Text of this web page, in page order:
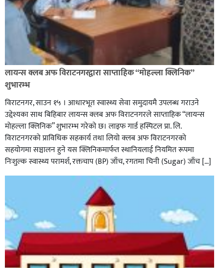
लायन्स क्लब अफ विराटनगरद्वारा साप्ताहिक “मोहल्ला क्लिनिक”
शुभारम्भ
विराटनगर, साउन १५ । आधारभूत स्वास्थ्य सेवा समुदायमै उपलब्ध गराउने
उद्देश्यका साथ बिहिबार लायन्स क्लब अफ विराटनगरले साप्ताहिक “लायन्स
मोहल्ला क्लिनिक” शुभारम्भ गरेकाे छ। लाइफ गार्ड हस्पिटल प्रा. लि.
विराटनगरको प्राविधिक सहकार्य तथा लियो क्लब अफ विराटनगरको
सहयोगमा सञ्चालन हुने यस क्लिनिकमार्फत स्थानियलाई नियमित रूपमा
निःशुल्क स्वास्थ्य परामर्श, रक्तचाप (BP) जाँच, रगतमा चिनी (Sugar) जाँच […]